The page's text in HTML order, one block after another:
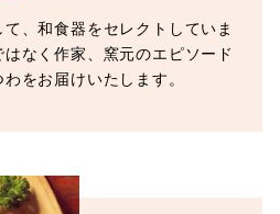
、和食器をセレクトしていま
なく作家、窯元のエピソード
をお届けいたします。